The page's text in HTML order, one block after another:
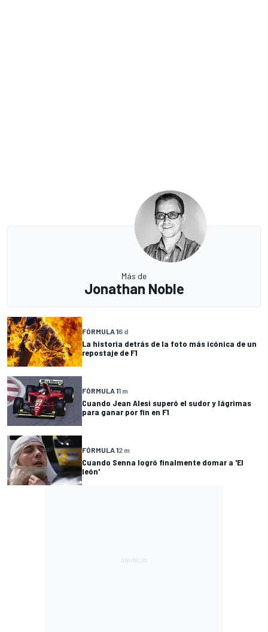
Más de
Jonathan Noble
FÓRMULA 16 d
La historia detrás de la foto más icónica de un
repostaje de F1
FÓRMULA 11 m
Cuando Jean Alesi superó el sudor y lágrimas
para ganar por fin en F1
FÓRMULA 12 m
Cuando Senna logró finalmente domar a 'El
león'